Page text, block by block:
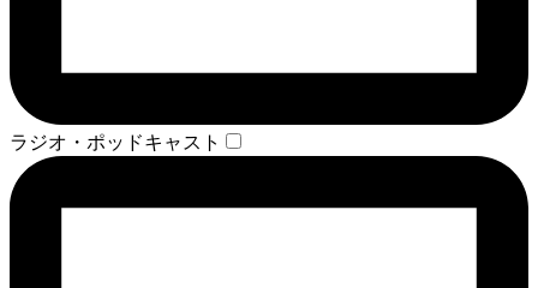
ラジオ・ポッドキャスト